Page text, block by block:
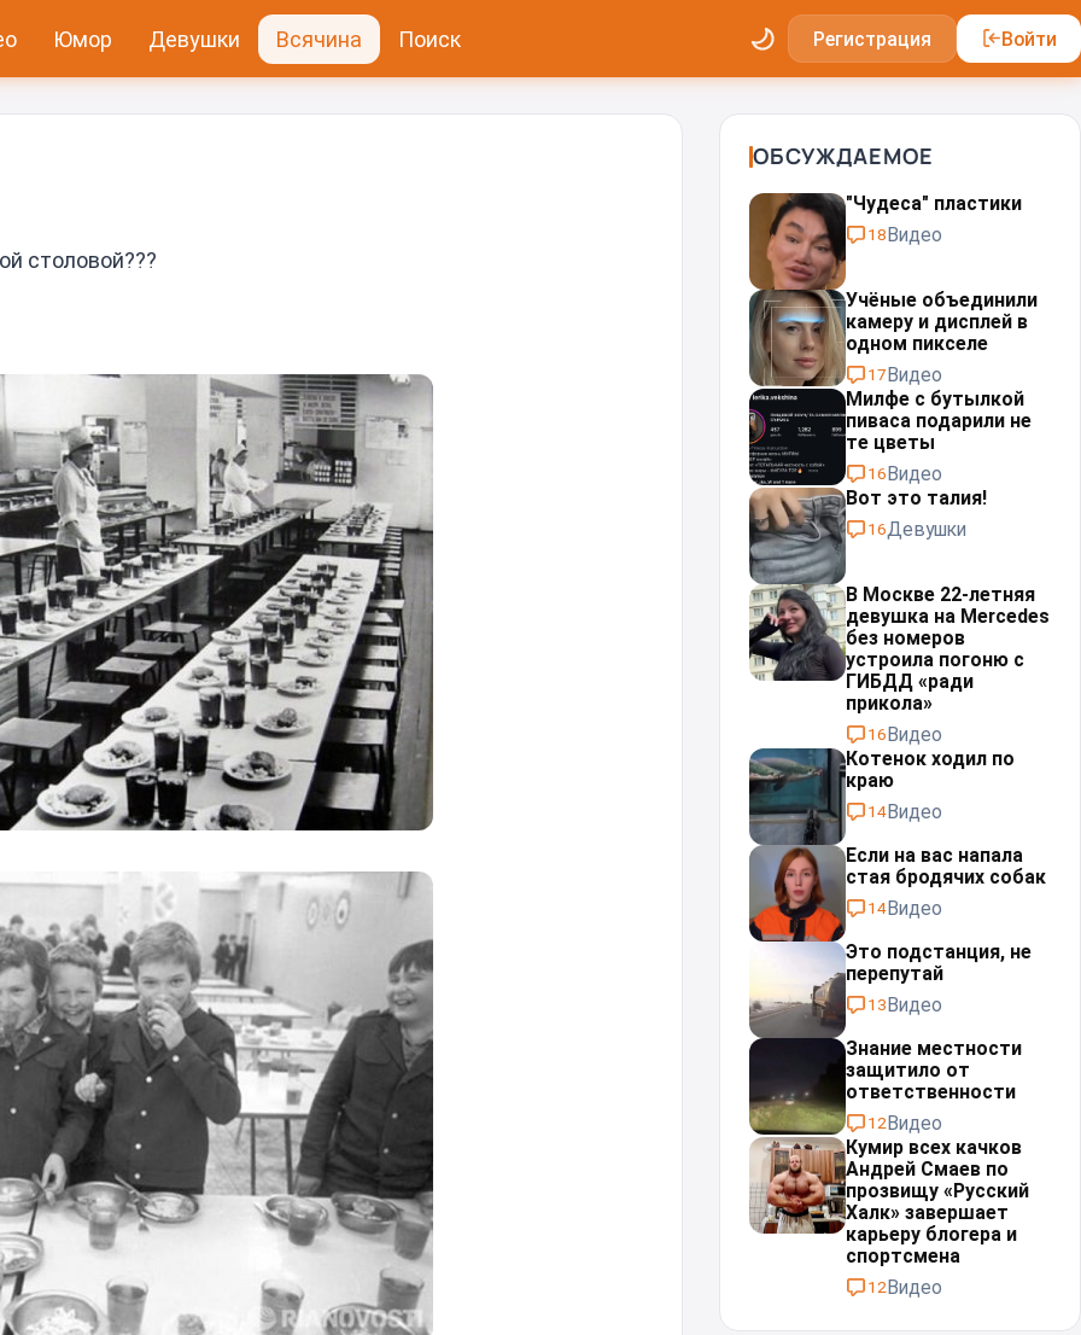
Юмор Девушки Всячина Поиск Регистрация Войти
столовой???
ОБСУЖДАЕМОЕ
"Чудеса" пластики⁠⁠
18Видео
Учёные объединили
камеру и дисплей в
одном пикселе
17Видео
Милфе с бутылкой
пиваса подарили не
те цветы
16Видео
Вот это талия!
16Девушки
В Москве 22-летняя
девушка на Mercedes
без номеров
устроила погоню с
ГИБДД «ради
прикола»
16Видео
Котенок ходил по
краю
14Видео
Если на вас напала
стая бродячих собак
14Видео
Это подстанция, не
перепутай⁠⁠
13Видео
Знание местности
защитило от
ответственности
12Видео
Кумир всех качков
Андрей Смаев по
прозвищу «Русский
Халк» завершает
карьеру блогера и
спортсмена
12Видео